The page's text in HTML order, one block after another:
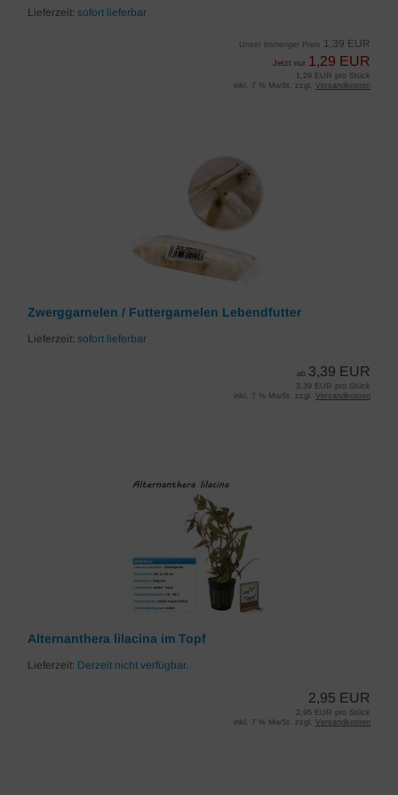
Lieferzeit: sofort lieferbar
Unser bisheriger Preis 1,39 EUR
Jetzt nur 1,29 EUR
1,29 EUR pro Stück
inkl. 7 % MwSt. zzgl. Versandkosten
Zwerggarnelen / Futtergarnelen Lebendfutter
Lieferzeit: sofort lieferbar
ab 3,39 EUR
3,39 EUR pro Stück
inkl. 7 % MwSt. zzgl. Versandkosten
Alternanthera lilacina im Topf
Lieferzeit: Derzeit nicht verfügbar.
2,95 EUR
2,95 EUR pro Stück
inkl. 7 % MwSt. zzgl. Versandkosten